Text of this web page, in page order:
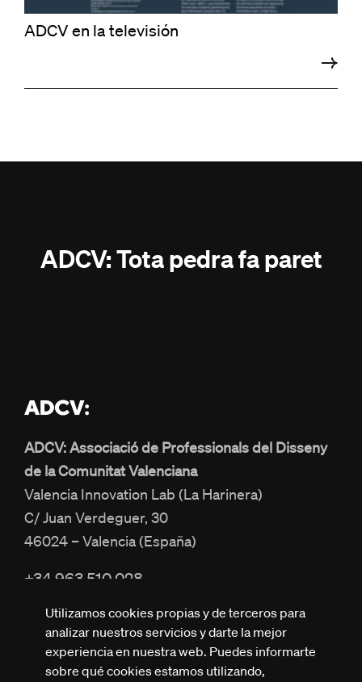
ADCV en la televisión
ADCV: Tota pedra fa paret
ADCV: Associació de Professionals del Disseny
de la Comunitat Valenciana
Valencia Innovation Lab (La Harinera)
C/ Juan Verdeguer, 30
46024 – Valencia (España)
+34 963 510 028
info@adcv.com
Utilizamos cookies propias y de terceros para
analizar nuestros servicios y darte la mejor
experiencia en nuestra web. Puedes informarte
sobre qué cookies estamos utilizando,